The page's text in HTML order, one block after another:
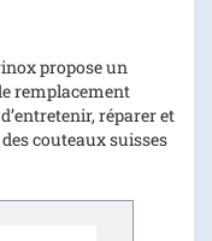
propose un
remplacement
réparer et
couteaux suisses